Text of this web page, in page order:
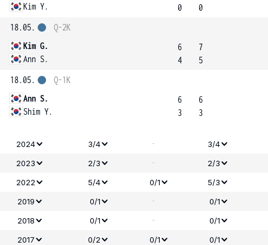
Kim Y.
0
0
18.05.
Kim G.
Ann S.
Q-2K
6
4
7
5
18.05.
Ann S.
Shim Y.
Q-1K
6
3
6
3
2024 3/4 -
3/4
2023
2/3 -
2/3
2022
5/4 0/1
5/3
2019
0/1 -
0/1
2018
0/1 -
0/1
2017
0/2 0/1 0/1